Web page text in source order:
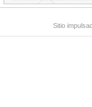
Sitio